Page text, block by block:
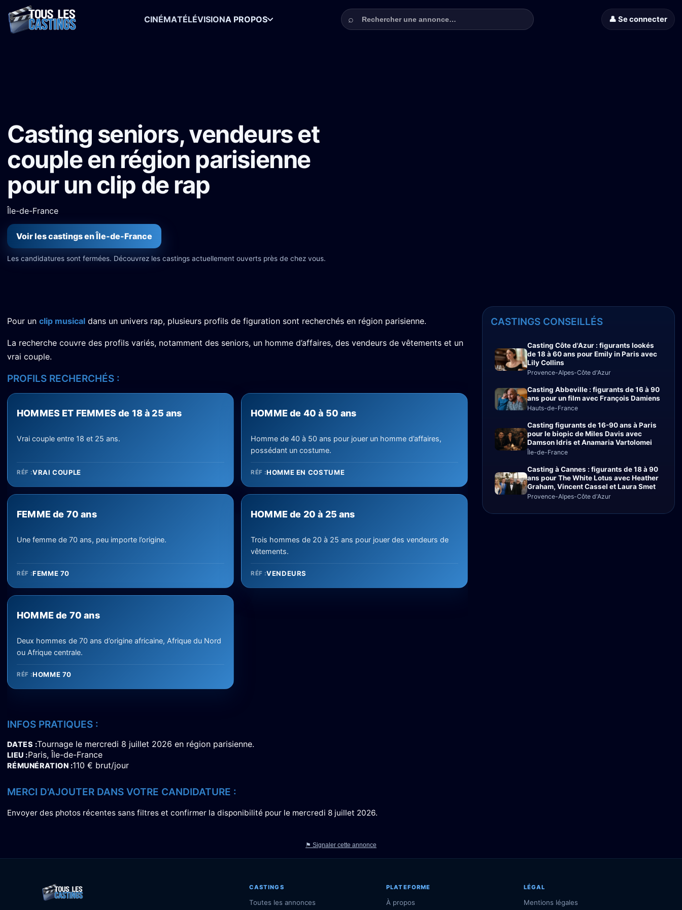
CINÉMATÉLÉVISIONA PROPOS Rechercher une annonce
⌕ 👤 Se connecter
Casting seniors, vendeurs et
couple en région parisienne
pour un clip de rap
Île-de-France
Voir les castings en Île-de-France
Les candidatures sont fermées. Découvrez les castings actuellement ouverts près de chez vous.
Pour un clip musical dans un univers rap, plusieurs profils de figuration sont recherchés en région parisienne.
La recherche couvre des profils variés, notamment des seniors, un homme d’affaires, des vendeurs de vêtements et un
vrai couple.
PROFILS RECHERCHÉS :
HOMMES ET FEMMES de 18 à 25 ans
Vrai couple entre 18 et 25 ans.
RÉF :VRAI COUPLE
HOMME de 40 à 50 ans
Homme de 40 à 50 ans pour jouer un homme d’affaires,
possédant un costume.
RÉF :HOMME EN COSTUME
FEMME de 70 ans
Une femme de 70 ans, peu importe l’origine.
RÉF :FEMME 70
HOMME de 20 à 25 ans
Trois hommes de 20 à 25 ans pour jouer des vendeurs de
vêtements.
RÉF :VENDEURS
HOMME de 70 ans
Deux hommes de 70 ans d’origine africaine, Afrique du Nord
ou Afrique centrale.
RÉF :HOMME 70
INFOS PRATIQUES :
DATES Tournage le mercredi 8 juillet 2026 en région parisienne.
LIEU Paris, Île-de-France
RÉMUNÉRATION 110 € brut/jour
MERCI D'AJOUTER DANS VOTRE CANDIDATURE :
Envoyer des photos récentes sans filtres et confirmer la disponibilité pour le mercredi 8 juillet 2026.
CASTINGS CONSEILLÉS
Casting Côte d'Azur : figurants lookés
de 18 à 60 ans pour Emily in Paris avec
Lily Collins
Provence-Alpes-Côte d'Azur
Casting Abbeville : figurants de 16 à 90
ans pour un film avec François Damiens
Hauts-de-France
Casting figurants de 16-90 ans à Paris
pour le biopic de Miles Davis avec
Damson Idris et Anamaria Vartolomei
Île-de-France
Casting à Cannes : figurants de 18 à 90
ans pour The White Lotus avec Heather
Graham, Vincent Cassel et Laura Smet
Provence-Alpes-Côte d'Azur
⚑ Signaler cette annonce
CASTINGS
Toutes les annonces
PLATEFORME
À propos
LÉGAL
Mentions légales